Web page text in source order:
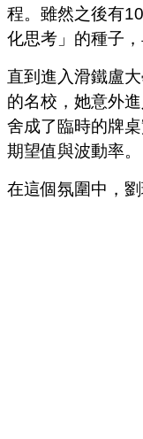
程。雖然之後有
化思考」的種子，
直到進入滑鐵盧
的名校，她意外
舍成了臨時的牌
期望值與波動率。
在這個氛圍中，劉